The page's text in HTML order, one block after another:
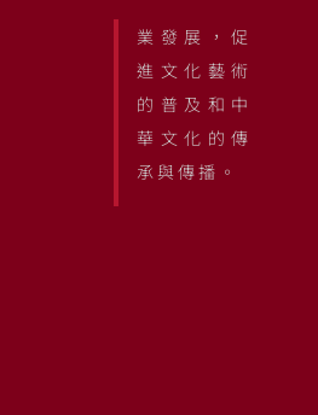
業發展，促
進文化藝術
的普及和中
華文化的傳
承與傳播。